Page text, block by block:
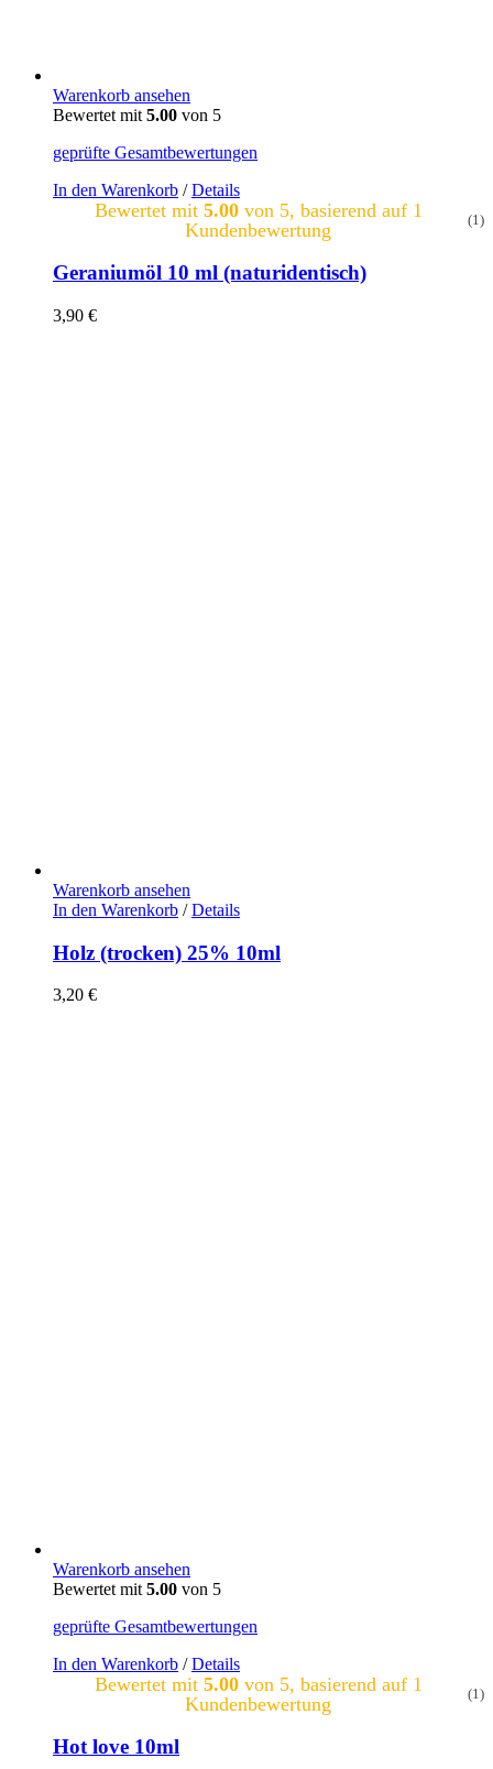
Warenkorb ansehen
Bewertet mit5.00 von 5
geprüfte Gesamtbewertungen
In den Warenkorb / Details
Bewertet mit 5.00von 5, basierend auf 1
Kundenbewertung
(1)
Geraniumöl 10 ml (naturidentisch)
3,90 €
Warenkorb ansehen
In den Warenkorb / Details
Holz (trocken) 25% 10ml
3,20 €
Warenkorb ansehen
Bewertet mit 5.00 von 5
geprüfte Gesamtbewertungen
In den Warenkorb / Details
Bewertet mit 5.00von 5, basierend auf 1
Kundenbewertung
(1)
Hot love 10ml